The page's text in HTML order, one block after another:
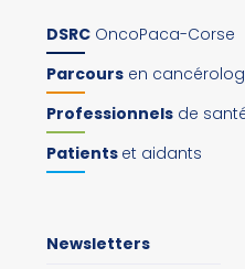
DSRC OncoPaca-Corse
Parcours en
Professionnels de
Patients et aidants
Newsletters